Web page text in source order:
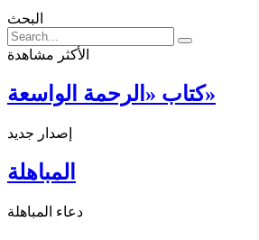
البحث
الأكثر مشاهدة
كتاب «الرحمة الواسعة»
إصدار جديد
المباهلة
دعاء المباهلة